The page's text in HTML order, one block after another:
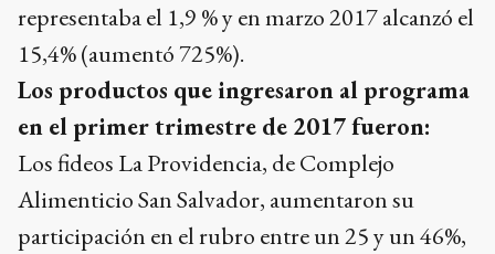
representaba el 1,9 % y en marzo 2017 alcanzó el
15,4% (aumentó 725%).
Los productos que ingresaron al programa
en el primer trimestre de 2017 fueron:
Los fideos La Providencia, de Complejo
Alimenticio San Salvador, aumentaron su
participación en el rubro entre un 25 y un 46%,